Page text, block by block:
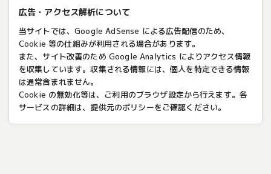
広告・アクセス解析について
当サイトでは、Google AdSense による広告配信のため、
Cookie 等の仕組みが利用される場合があります。
また、サイト改善のため Google Analytics によりアクセス情報
を収集しています。収集される情報には、個人を特定できる情報
は通常含まれません。
Cookie の無効化等は、ご利用のブラウザ設定から行えます。各
サービスの詳細は、提供元のポリシーをご確認ください。